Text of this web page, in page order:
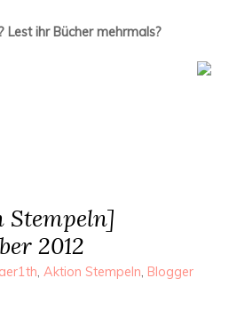
Lest ihr Bücher mehrmals?
Stempeln]
2012
aer1th, Aktion Stempeln, Blogger